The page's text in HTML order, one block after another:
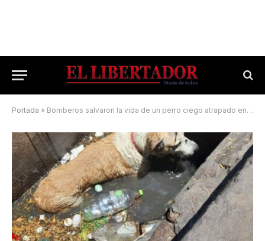
Portada » Bomberos salvaron la vida de un perro ciego atrapado en una boca de tormenta